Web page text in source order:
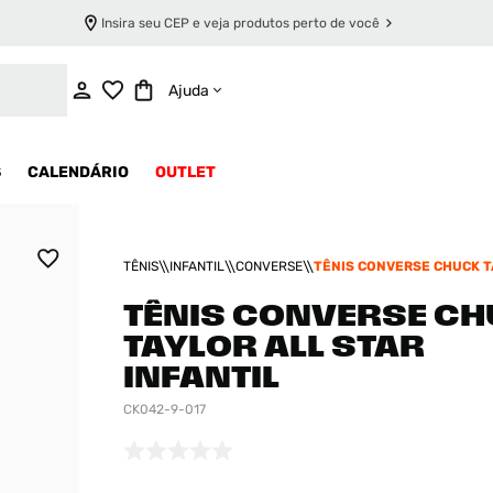
Insira seu CEP e veja produtos perto de você
Ajuda
CALENDÁRIO OUTLET
TÊNIS INFANTIL CONVERSE
TÊNIS CONVERSE CHUCK
TÊNIS CONVERSE
TAYLOR ALL STAR
INFANTIL
CK042-9-017